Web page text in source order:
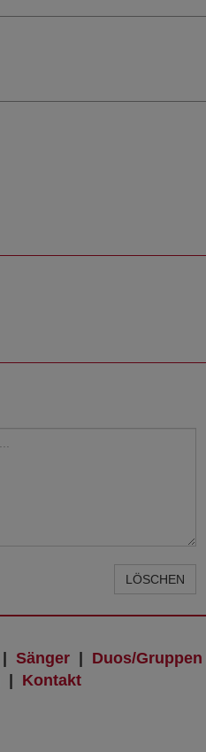
LÖSCHEN
Sänger
Duos/Gruppen
Kontakt